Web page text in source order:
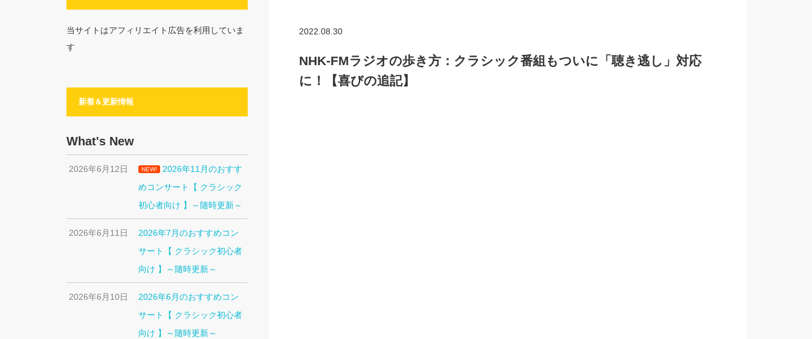
2022.08.30
NHK-FMラジオの歩き方：クラシック番組もついに「聴き逃し」対応
に！【喜びの追記】
当サイトはアフィリエイト広告を利用していま
す
新着＆更新情報
What's New
2026年6月12日 NEW!
2026年11月のおすす
めコンサート【 クラシック
初心者向け 】～随時更新～
2026年6月11日
2026年7月のおすすめコン
サート【 クラシック初心者
向け 】～随時更新～
2026年6月10日
2026年6月のおすすめコン
サート【 クラシック初心者
向け 】～随時更新～